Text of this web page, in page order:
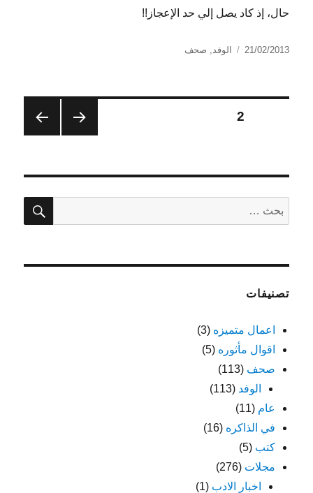
حال، إذ كاد يصل إلي حد الإعجاز!!
نُشرت
21/02/2013 التصنيفات
الوفد صحف
المقالات
الصفحة2
عن:
بحث
تصنيفات
اعمال متميزه (3)
اقوال مأثوره (5)
صحف (113)
الوفد (113)
عام (11)
في الذاكره (16)
كتب (5)
مجلات (276)
اخبار الادب (1)